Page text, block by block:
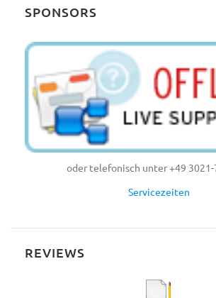
SPONSORS
oder telefonisch unter +49 3021-
Servicezeiten
REVIEWS